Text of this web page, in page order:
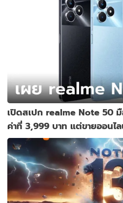
เปิดสเปก realme Note 50
ค่าที่ 3,999 บาท แต่ขายออนไล